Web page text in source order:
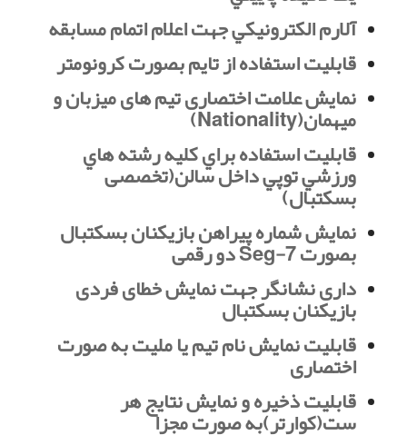
آلارم الكترونيكي جهت اعلام اتمام مسابقه
قابليت استفاده از تايم بصورت كرونومتر
نمایش علامت اختصاری تیم های میزبان و
میهمان(Nationality)
قابليت استفاده براي كليه رشته هاي
ورزشي توپي داخل سالن(تخصصی
بسکتبال)
نمایش شماره پیراهن بازیکنان بسکتبال
بصورت 7-Seg دو رقمی
داری نشانگر جهت نمایش خطای فردی
بازیکنان بسکتبال
قابلیت نمایش نام تیم یا ملیت به صورت
اختصاری
قابلیت ذخیره و نمایش نتایج هر
ست(کوارتر)به صورت مجزا